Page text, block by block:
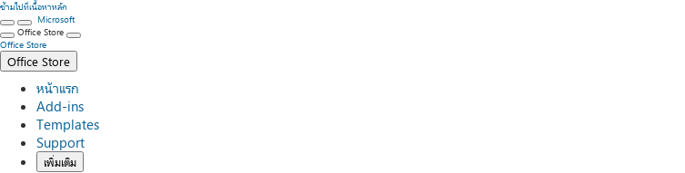
ข้ามไปที่เนื้อหาหลัก
Microsoft
Office Store
Office Store
Office Store
หน้าแรก
Add-ins
Templates
Support
เพิ่มเติม